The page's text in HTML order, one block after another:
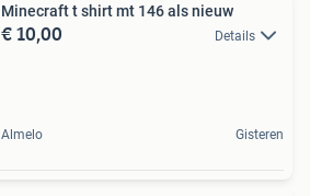
Minecraft t shirt mt 146 als nieuw
€ 10,00 Details
Almelo Gisteren